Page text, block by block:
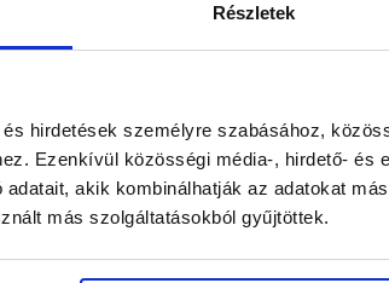
Részletek
hirdetések személyre szabásához,
Ezenkívül közösségi média-, hirdető- és
akik kombinálhatják az adatokat
más szolgáltatásokból gyűjtöttek.
speciális
beltér, kültér